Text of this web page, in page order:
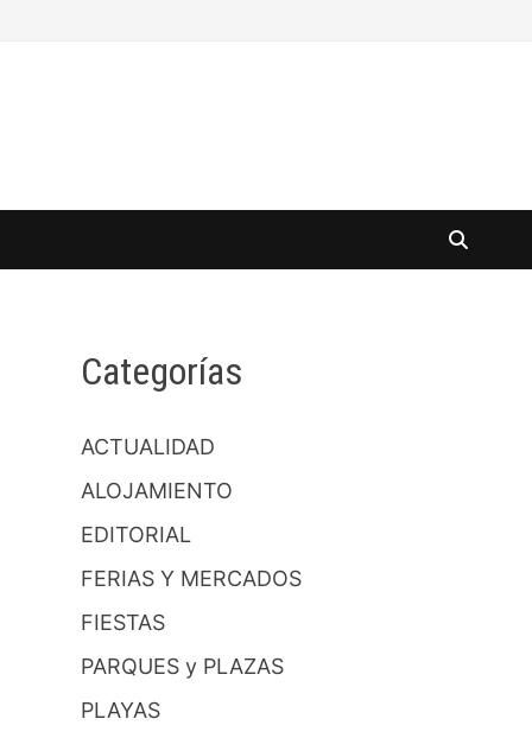
Categorías
ACTUALIDAD
ALOJAMIENTO
EDITORIAL
FERIAS Y MERCADOS
FIESTAS
PARQUES y PLAZAS
PLAYAS